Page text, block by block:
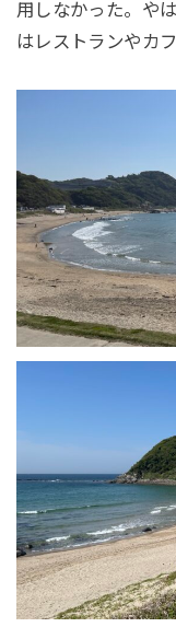
用しなかった。や
はレストランやカ